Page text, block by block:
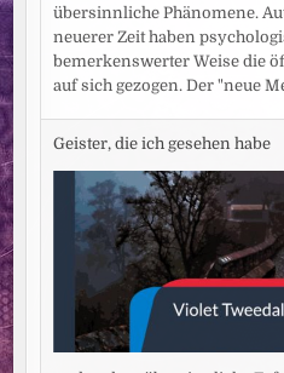
übersinnliche Phänomene.
neuerer Zeit haben
bemerkenswerter Weise die
auf sich gezogen. Der "neue
Geister, die ich gesehen habe